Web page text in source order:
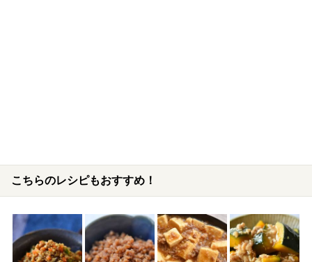
こちらのレシピもおすすめ！